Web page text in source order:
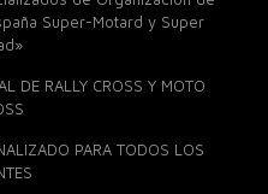
Super-Motard y Super
DE RALLY CROSS Y MOTO
PARA TODOS LOS